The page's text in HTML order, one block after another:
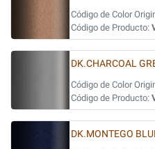
Código de Color
Código de Producto:
DK.CHARCOAL
Código de Color
Código de Producto:
DK.MONTEGO